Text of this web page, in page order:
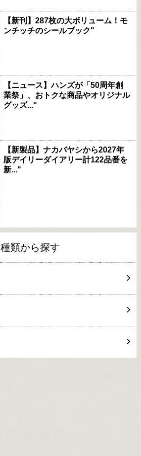
【新刊】287枚の大ボリューム！モ
ンチッチのシールブック"
【ニュース】ハンズが「50周年創
業祭」、おトクな商品やオリジナル
グッズ..."
【新製品】ナカバヤシから2027年
版デイリーダイアリー計122品番を
新..."
種類から探す